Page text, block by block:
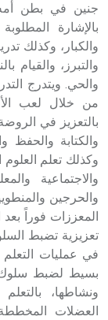
جنين في بطن
بالإشارة
والكبار، وكذلك
والتبرز، والقيام
والحي. ويتدرج
من خلال لعب
بالتعزيز في
والكتابة والحفظ
وكذلك تعلم العلوم
والاجتماعية
والحرجين
المعززات فوراً
تعزيزية تضبط
في عمليات
بسيط لضبط سلوك
ونشاطها،
العضلات